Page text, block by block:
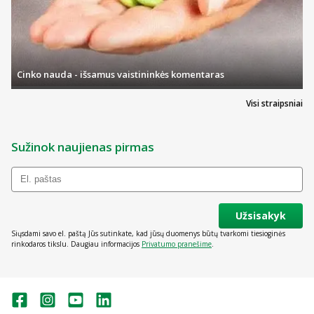
Visi straipsniai
Cinko nauda - išsamus vaistininkės komentaras
Sužinok naujienas pirmas
Užsisakyk
Siųsdami savo el. paštą Jūs sutinkate, kad jūsų duomenys būtų tvarkomi tiesioginės
rinkodaros tikslu. Daugiau informacijos Privatumo pranešime.